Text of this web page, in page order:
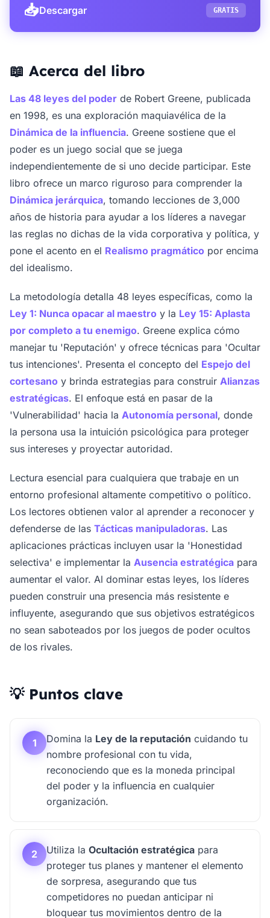
📥Descargar GRATIS
📖 Acerca del libro
Las 48 leyes del poder de Robert Greene, publicada
en 1998, es una exploración maquiavélica de la
Dinámica de la influencia. Greene sostiene que el
poder es un juego social que se juega
independientemente de si uno decide participar. Este
libro ofrece un marco riguroso para comprender la
Dinámica jerárquica, tomando lecciones de 3,000
años de historia para ayudar a los líderes a navegar
las reglas no dichas de la vida corporativa y política, y
pone el acento en el Realismo pragmático por encima
del idealismo.
La metodología detalla 48 leyes específicas, como la
Ley 1: Nunca opacar al maestro y la Ley 15: Aplasta
por completo a tu enemigo. Greene explica cómo
manejar tu 'Reputación' y ofrece técnicas para 'Ocultar
tus intenciones'. Presenta el concepto del Espejo del
cortesano y brinda estrategias para construir Alianzas
estratégicas. El enfoque está en pasar de la
'Vulnerabilidad' hacia la Autonomía personal, donde
la persona usa la intuición psicológica para proteger
sus intereses y proyectar autoridad.
Lectura esencial para cualquiera que trabaje en un
entorno profesional altamente competitivo o político.
Los lectores obtienen valor al aprender a reconocer y
defenderse de las Tácticas manipuladoras. Las
aplicaciones prácticas incluyen usar la 'Honestidad
selectiva' e implementar la Ausencia estratégica para
aumentar el valor. Al dominar estas leyes, los líderes
pueden construir una presencia más resistente e
influyente, asegurando que sus objetivos estratégicos
no sean saboteados por los juegos de poder ocultos
de los rivales.
💡 Puntos clave
1 Domina la Ley de la reputación cuidando tu
nombre profesional con tu vida,
reconociendo que es la moneda principal
del poder y la influencia en cualquier
organización.
2 Utiliza la Ocultación estratégica para
proteger tus planes y mantener el elemento
de sorpresa, asegurando que tus
competidores no puedan anticipar ni
bloquear tus movimientos dentro de la